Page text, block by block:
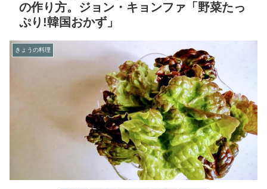
の作り方。ジョン・キョンファ「野菜たっ
ぷり!韓国おかず」
きょうの料理